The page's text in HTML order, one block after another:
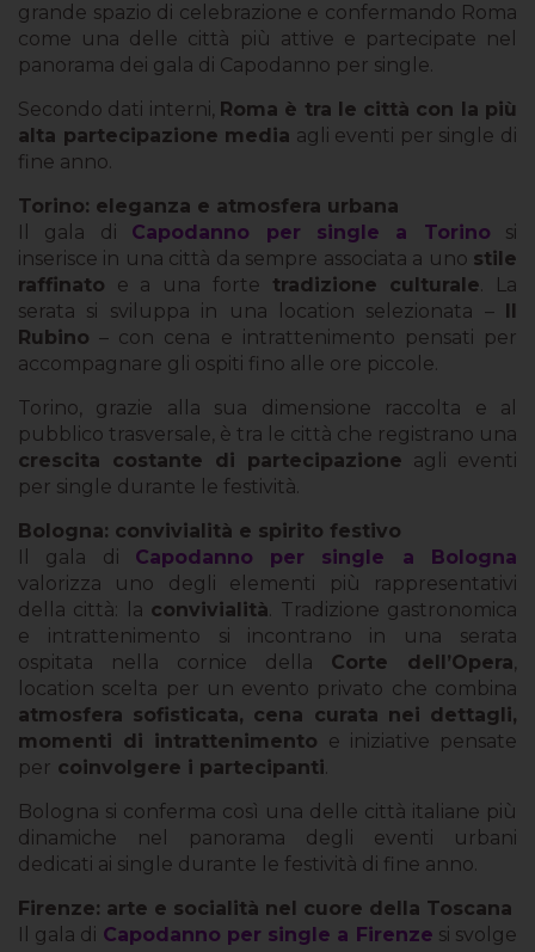
grande spazio di celebrazione e confermando Roma
come una delle città più attive e partecipate nel
panorama dei gala di Capodanno per single.
Secondo dati interni, Roma è tra le città con la più
alta partecipazione media agli eventi per single di
fine anno.
Torino: eleganza e atmosfera urbana
Il gala di Capodanno per single a Torino si
inserisce in una città da sempre associata a uno stile
raffinato e a una forte tradizione culturale. La
serata si sviluppa in una location selezionata – Il
Rubino – con cena e intrattenimento pensati per
accompagnare gli ospiti fino alle ore piccole.
Torino, grazie alla sua dimensione raccolta e al
pubblico trasversale, è tra le città che registrano una
crescita costante di partecipazione agli eventi
per single durante le festività.
Bologna: convivialità e spirito festivo
Il gala di Capodanno per single a Bologna
valorizza uno degli elementi più rappresentativi
della città: la convivialità. Tradizione gastronomica
e intrattenimento si incontrano in una serata
ospitata nella cornice della Corte dell’Opera,
location scelta per un evento privato che combina
atmosfera sofisticata, cena curata nei dettagli,
momenti di intrattenimento e iniziative pensate
per coinvolgere i partecipanti.
Bologna si conferma così una delle città italiane più
dinamiche nel panorama degli eventi urbani
dedicati ai single durante le festività di fine anno.
Firenze: arte e socialità nel cuore della Toscana
Il gala di Capodanno per single a Firenze si svolge